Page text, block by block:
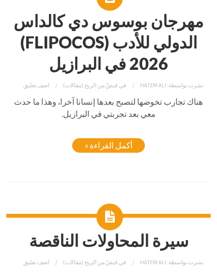
مهرجان بوسوس دي كالداس
الدولي للأدب (FLIPOCOS)
2026 في البرازيل
نشرت بواسطة: HATEM ALI في قبضٌ من الريح (مقالات) اضف تعليق
هناك تجارب تخوضها لتصبح بعدها إنسانا آخرا، وهذا ما حدث
معي بعد تجربتي في البرازيل.
أكمل القراءة »
سيرة المحاولات الناقصة
نشرت بواسطة: HATEM ALI في قبضٌ من الريح (مقالات) اضف تعليق